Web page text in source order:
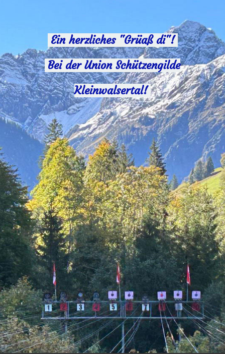
Ein herzliches "Grüaß di"!
Bei der Union Schützengilde
Kleinwalsertal!